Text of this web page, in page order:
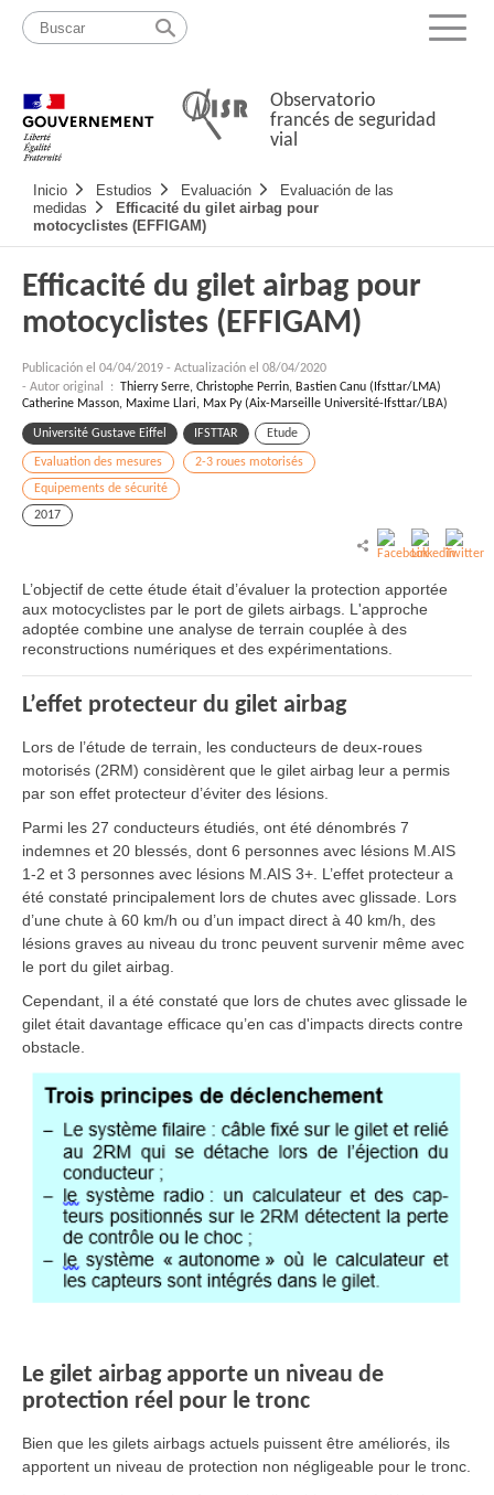
Pasar
contenido
Mapa
web
Menu
Observatorio
francés de seguridad
vial
Navigation
principale
Inicio Estudios Evaluación
Evaluación de las
medidas
Efficacité du gilet airbag pour
motocyclistes (EFFIGAM)
Efficacité du gilet airbag pour
motocyclistes (EFFIGAM)
Publicación el 04/04/2019 - Actualización el 08/04/2020
- Autor original : Thierry Serre, Christophe Perrin, Bastien Canu (Ifsttar/LMA)
Catherine Masson, Maxime Llari, Max Py (Aix-Marseille Université-Ifsttar/LBA)
Université Gustave Eiffel IFSTTAR Etude
Evaluation des mesures
2-3 roues motorisés
Equipements de sécurité
2017
L’objectif de cette étude était d’évaluer la protection apportée
aux motocyclistes par le port de gilets airbags. L'approche
adoptée combine une analyse de terrain couplée à des
reconstructions numériques et des expérimentations.
L’effet protecteur du gilet airbag
Lors de l’étude de terrain, les conducteurs de deux-roues
motorisés (2RM) considèrent que le gilet airbag leur a permis
par son effet protecteur d’éviter des lésions.
Parmi les 27 conducteurs étudiés, ont été dénombrés 7
indemnes et 20 blessés, dont 6 personnes avec lésions M.AIS
1-2 et 3 personnes avec lésions M.AIS 3+. L’effet protecteur a
été constaté principalement lors de chutes avec glissade. Lors
d’une chute à 60 km/h ou d’un impact direct à 40 km/h, des
lésions graves au niveau du tronc peuvent survenir même avec
le port du gilet airbag.
Cependant, il a été constaté que lors de chutes avec glissade le
gilet était davantage efficace qu’en cas d'impacts directs contre
obstacle.
Le gilet airbag apporte un niveau de
protection réel pour le tronc
Bien que les gilets airbags actuels puissent être améliorés, ils
apportent un niveau de protection non négligeable pour le tronc.